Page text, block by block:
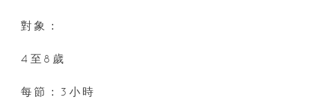
對象：
4至8歲
每節：3小時